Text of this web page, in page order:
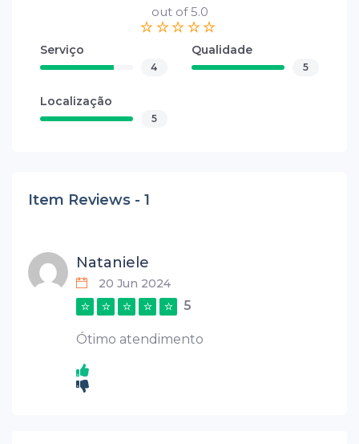
out of 5.0
Serviço
4
Qualidade
5
Localização
5
Item Reviews - 1
Nataniele
20 Jun 2024
5
Ótimo atendimento